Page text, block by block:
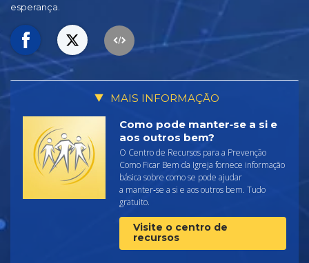
esperança.
MAIS INFORMAÇÃO
Como pode manter‑se a si e
aos outros bem?
O Centro de Recursos para a Prevenção
Como Ficar Bem da Igreja fornece informação
básica sobre como se pode ajudar
a manter‑se a si e aos outros bem. Tudo
gratuito.
Visite o centro de
recursos